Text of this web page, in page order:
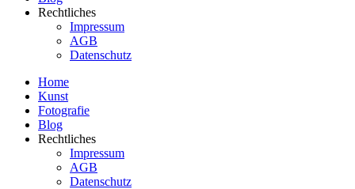
Rechtliches
Impressum
AGB
Datenschutz
Home
Kunst
Fotografie
Blog
Rechtliches
Impressum
AGB
Datenschutz